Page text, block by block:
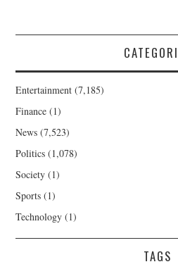
Entertainment (7,185)
Finance (1)
News (7,523)
Politics (1,078)
Society (1)
Sports (1)
Technology (1)
TAGS